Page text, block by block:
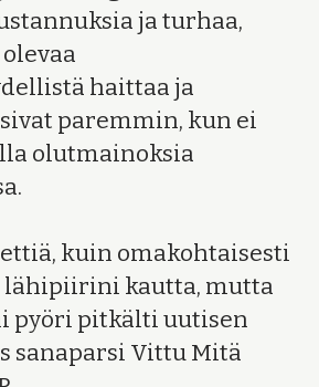
ja turhaa,
haittaa ja
paremmin, kun ei
olutmainoksia
kuin omakohtaisesti
lähipiirini kautta, mutta
pyöri pitkälti uutisen
sanaparsi Vittu Mitä